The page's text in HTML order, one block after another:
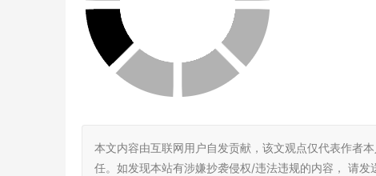
本文内容由互联网用户自发贡献，该文观点仅代表作者
任。如发现本站有涉嫌抄袭侵权/违法违规的内容， 请